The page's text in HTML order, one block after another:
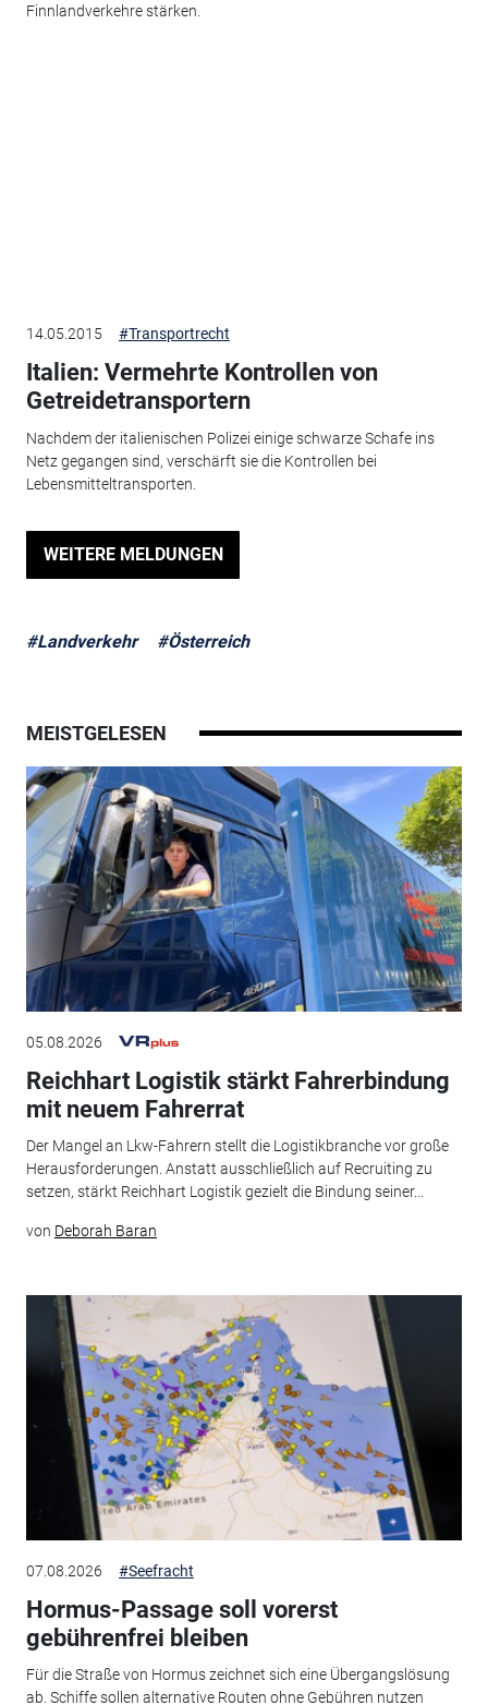
Finnlandverkehre stärken.
14.05.2015 #Transportrecht
Italien: Vermehrte Kontrollen von
Getreidetransportern
Nachdem der italienischen Polizei einige schwarze Schafe ins
Netz gegangen sind, verschärft sie die Kontrollen bei
Lebensmitteltransporten.
WEITERE MELDUNGEN
#Landverkehr #Österreich
MEISTGELESEN
05.08.2026
Reichhart Logistik stärkt Fahrerbindung
mit neuem Fahrerrat
Der Mangel an Lkw-Fahrern stellt die Logistikbranche vor große
Herausforderungen. Anstatt ausschließlich auf Recruiting zu
setzen, stärkt Reichhart Logistik gezielt die Bindung seiner...
von Deborah Baran
07.08.2026 #Seefracht
Hormus-Passage soll vorerst
gebührenfrei bleiben
Für die Straße von Hormus zeichnet sich eine Übergangslösung
ab. Schiffe sollen alternative Routen ohne Gebühren nutzen